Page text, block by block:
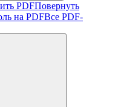
PDFПовернуть
на PDFВсе PDF-